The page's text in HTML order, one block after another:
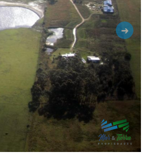
Siguiente